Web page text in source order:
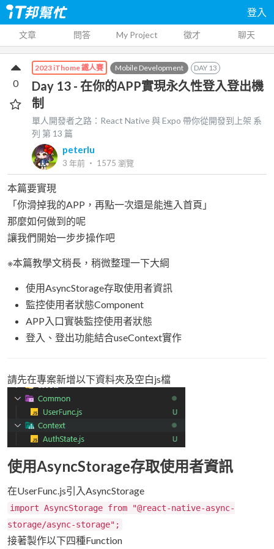
登入
文章 問答 My Project 徵才 聊天
2023 iThome 鐵人賽 Mobile Development DAY 13
Day 13 - 在你的APP實現永久性登入登出機
制
單人開發者之路：React Native 與 Expo 帶你從開發到上架 系
列 第 13 篇
peterlu
3 年前 ‧ 1575 瀏覽
0
本篇要實現
「你滑掉我的APP，再點一次還是能進入首頁」
那麼如何做到的呢
讓我們開始一步步操作吧
※本篇教學文稍長，稍微整理一下大綱
使用AsyncStorage存取使用者資訊
監控使用者狀態Component
APP入口實裝監控使用者狀態
登入、登出功能結合useContext實作
請先在專案新增以下資料夾及空白js檔
使用AsyncStorage存取使用者資訊
在UserFunc.js引入AsyncStorage
import AsyncStorage from "@react-native-async-
storage/async-storage";
接著製作以下四種Function